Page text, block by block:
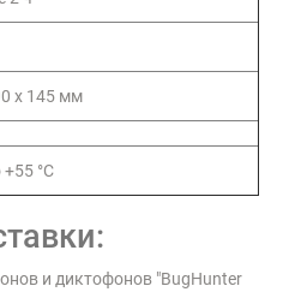
х 145 мм
°C
и диктофонов "BugHunter